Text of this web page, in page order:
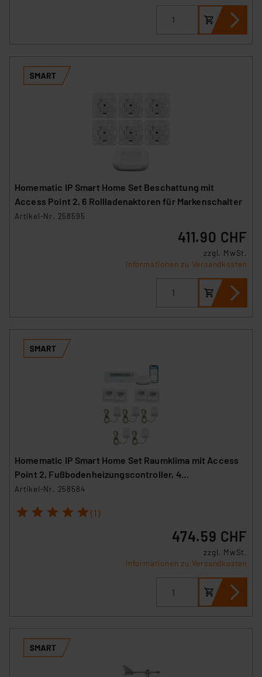
Homematic IP Smart Home Set Beschattung mit
Access Point 2, 6 Rollladenaktoren für Markenschalter
Artikel-Nr. 258595
411.90 CHF
zzgl. MwSt.
Informationen zu Versandkosten
Homematic IP Smart Home Set Raumklima mit Access
Point 2, Fußbodenheizungscontroller, 4
Wandthermostate und 5 Stellantriebe
Artikel-Nr. 258584
1 2 3 4 5 (1)
474.59 CHF
zzgl. MwSt.
Informationen zu Versandkosten